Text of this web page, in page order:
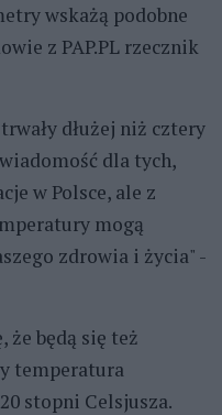
wskażą podobne
z PAP.PL rzecznik
dłużej niż cztery
dla tych,
w Polsce, ale z
mogą
zdrowia i życia" -
że będą się też
temperatura
stopni Celsjusza.